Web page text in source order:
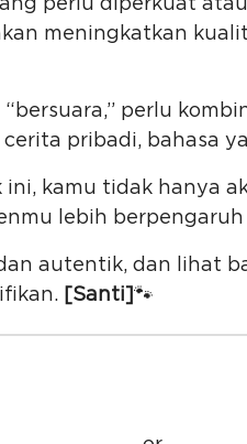
perlu diperkuat
meningkatkan
perlu
pribadi, bahasa
kamu tidak hanya
lebih berpengaruh
autentik, dan lihat
[Santi]🐾